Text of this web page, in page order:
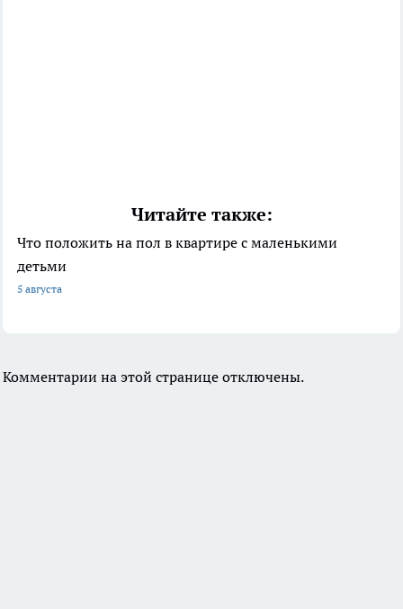
Читайте также:
Что положить на пол в квартире с маленькими
детьми
5 августа
Комментарии на этой странице отключены.